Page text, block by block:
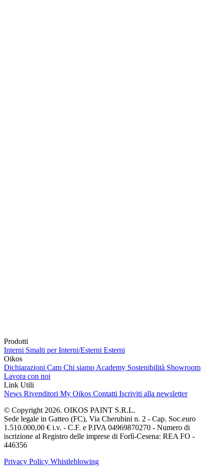
Prodotti
Interni Smalti per Interni/Esterni Esterni
Oikos
Dichiarazioni Cam Chi siamo Academy Sostenibilità Showroom
Lavora con noi
Link Utili
News Rivenditori My Oikos Contatti Iscriviti alla newsletter
© Copyright 2026. OIKOS PAINT S.R.L.
Sede legale in Gatteo (FC), Via Cherubini n. 2 - Cap. Soc.euro
1.510.000,00 € i.v. - C.F. e P.IVA 04969870270 - Numero di
iscrizione al Registro delle imprese di Forlì-Cesena: REA FO -
446356
Privacy Policy Whistleblowing